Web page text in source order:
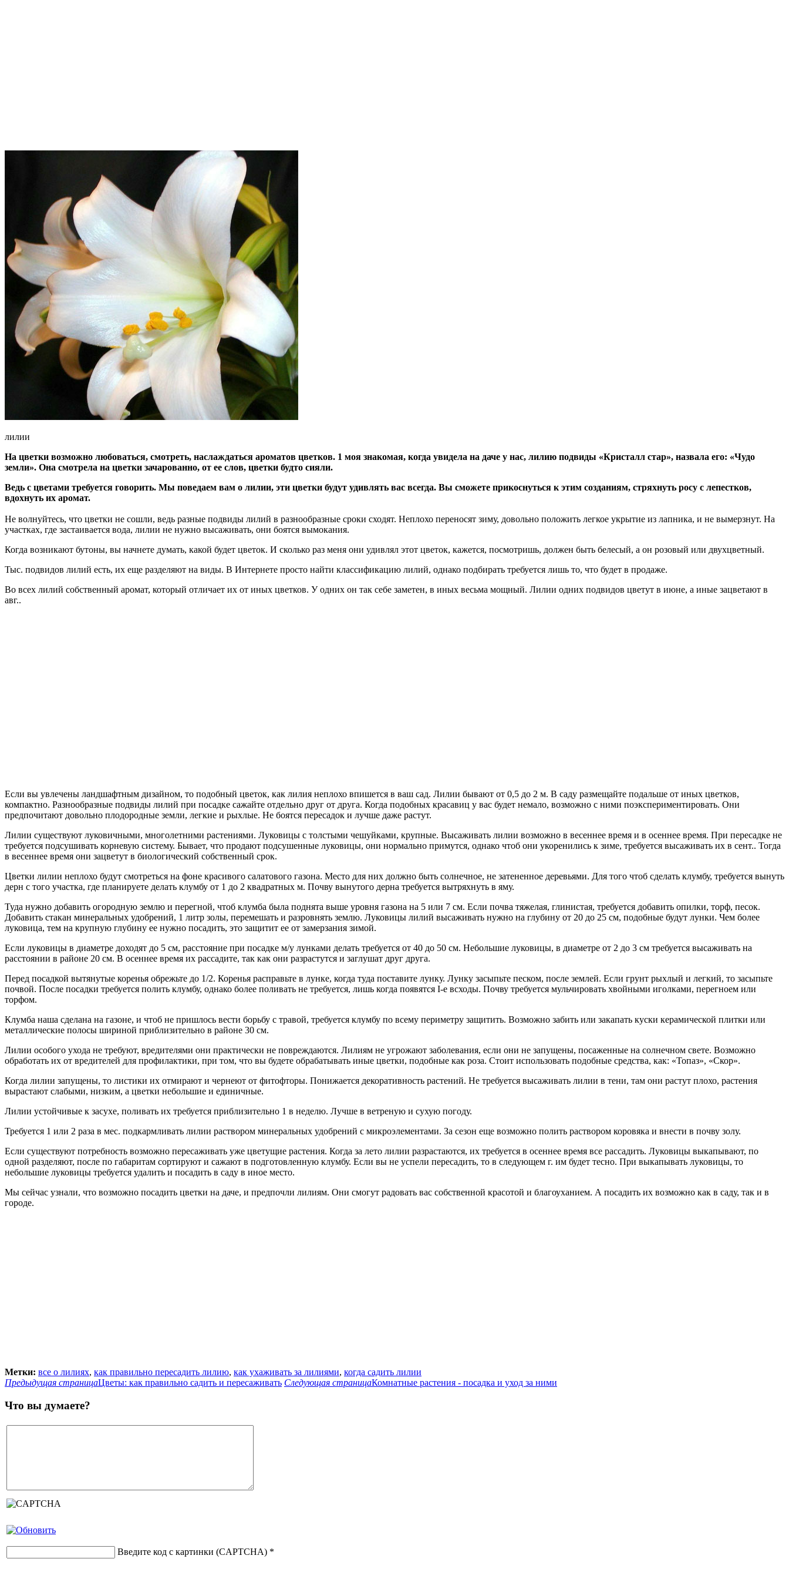
лилии
На цветки возможно любоваться, смотреть, наслаждаться ароматов цветков. 1 моя знакомая, когда увидела на даче у нас, лилию подвиды «Кристалл стар», назвала его: «Чудо
земли». Она смотрела на цветки зачарованно, от ее слов, цветки будто сияли.
Ведь с цветами требуется говорить. Мы поведаем вам о лилии, эти цветки будут удивлять вас всегда. Вы сможете прикоснуться к этим созданиям, стряхнуть росу с лепестков,
вдохнуть их аромат.
Не волнуйтесь, что цветки не сошли, ведь разные подвиды лилий в разнообразные сроки сходят. Неплохо переносят зиму, довольно положить легкое укрытие из лапника, и не вымерзнут. На
участках, где застаивается вода, лилии не нужно высаживать, они боятся вымокания.
Когда возникают бутоны, вы начнете думать, какой будет цветок. И сколько раз меня они удивлял этот цветок, кажется, посмотришь, должен быть белесый, а он розовый или двухцветный.
Тыс. подвидов лилий есть, их еще разделяют на виды. В Интернете просто найти классификацию лилий, однако подбирать требуется лишь то, что будет в продаже.
Во всех лилий собственный аромат, который отличает их от иных цветков. У одних он так себе заметен, в иных весьма мощный. Лилии одних подвидов цветут в июне, а иные зацветают в
авг..
Если вы увлечены ландшафтным дизайном, то подобный цветок, как лилия неплохо впишется в ваш сад. Лилии бывают от 0,5 до 2 м. В саду размещайте подальше от иных цветков,
компактно. Разнообразные подвиды лилий при посадке сажайте отдельно друг от друга. Когда подобных красавиц у вас будет немало, возможно с ними поэкспериментировать. Они
предпочитают довольно плодородные земли, легкие и рыхлые. Не боятся пересадок и лучше даже растут.
Лилии существуют луковичными, многолетними растениями. Луковицы с толстыми чешуйками, крупные. Высаживать лилии возможно в весеннее время и в осеннее время. При пересадке не
требуется подсушивать корневую систему. Бывает, что продают подсушенные луковицы, они нормально примутся, однако чтоб они укоренились к зиме, требуется высаживать их в сент.. Тогда
в весеннее время они зацветут в биологический собственный срок.
Цветки лилии неплохо будут смотреться на фоне красивого салатового газона. Место для них должно быть солнечное, не затененное деревьями. Для того чтоб сделать клумбу, требуется вынуть
дерн с того участка, где планируете делать клумбу от 1 до 2 квадратных м. Почву вынутого дерна требуется вытряхнуть в яму.
Туда нужно добавить огородную землю и перегной, чтоб клумба была поднята выше уровня газона на 5 или 7 см. Если почва тяжелая, глинистая, требуется добавить опилки, торф, песок.
Добавить стакан минеральных удобрений, 1 литр золы, перемешать и разровнять землю. Луковицы лилий высаживать нужно на глубину от 20 до 25 см, подобные будут лунки. Чем более
луковица, тем на крупную глубину ее нужно посадить, это защитит ее от замерзания зимой.
Если луковицы в диаметре доходят до 5 см, расстояние при посадке м/у лунками делать требуется от 40 до 50 см. Небольшие луковицы, в диаметре от 2 до 3 см требуется высаживать на
расстоянии в районе 20 см. В осеннее время их рассадите, так как они разрастутся и заглушат друг друга.
Перед посадкой вытянутые коренья обрежьте до 1/2. Коренья расправьте в лунке, когда туда поставите лунку. Лунку засыпьте песком, после землей. Если грунт рыхлый и легкий, то засыпьте
почвой. После посадки требуется полить клумбу, однако более поливать не требуется, лишь когда появятся I-е всходы. Почву требуется мульчировать хвойными иголками, перегноем или
торфом.
Клумба наша сделана на газоне, и чтоб не пришлось вести борьбу с травой, требуется клумбу по всему периметру защитить. Возможно забить или закапать куски керамической плитки или
металлические полосы шириной приблизительно в районе 30 см.
Лилии особого ухода не требуют, вредителями они практически не повреждаются. Лилиям не угрожают заболевания, если они не запущены, посаженные на солнечном свете. Возможно
обработать их от вредителей для профилактики, при том, что вы будете обрабатывать иные цветки, подобные как роза. Стоит использовать подобные средства, как: «Топаз», «Скор».
Когда лилии запущены, то листики их отмирают и чернеют от фитофторы. Понижается декоративность растений. Не требуется высаживать лилии в тени, там они растут плохо, растения
вырастают слабыми, низким, а цветки небольшие и единичные.
Лилии устойчивые к засухе, поливать их требуется приблизительно 1 в неделю. Лучше в ветреную и сухую погоду.
Требуется 1 или 2 раза в мес. подкармливать лилии раствором минеральных удобрений с микроэлементами. За сезон еще возможно полить раствором коровяка и внести в почву золу.
Если существуют потребность возможно пересаживать уже цветущие растения. Когда за лето лилии разрастаются, их требуется в осеннее время все рассадить. Луковицы выкапывают, по
одной разделяют, после по габаритам сортируют и сажают в подготовленную клумбу. Если вы не успели пересадить, то в следующем г. им будет тесно. При выкапывать луковицы, то
небольшие луковицы требуется удалить и посадить в саду в иное место.
Мы сейчас узнали, что возможно посадить цветки на даче, и предпочли лилиям. Они смогут радовать вас собственной красотой и благоуханием. А посадить их возможно как в саду, так и в
городе.
Метки: все о лилиях, как правильно пересадить лилию, как ухаживать за лилиями, когда садить лилии
Предыдущая страницаЦветы: как правильно садить и пересаживать Следующая страницаКомнатные растения - посадка и уход за ними
Что вы думаете?
Введите код с картинки (CAPTCHA) *